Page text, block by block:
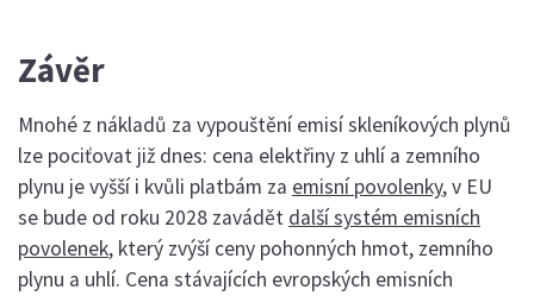
Závěr
Mnohé z nákladů za vypouštění emisí skleníkových plynů
lze pociťovat již dnes: cena elektřiny z uhlí a zemního
plynu je vyšší i kvůli platbám za emisní povolenky, v EU
se bude od roku 2028 zavádět další systém emisních
povolenek, který zvýší ceny pohonných hmot, zemního
plynu a uhlí. Cena stávajících evropských emisních